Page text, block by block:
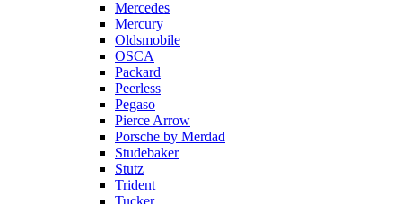
Mercedes
Mercury
Oldsmobile
OSCA
Packard
Peerless
Pegaso
Pierce Arrow
Porsche by Merdad
Studebaker
Stutz
Trident
Tucker